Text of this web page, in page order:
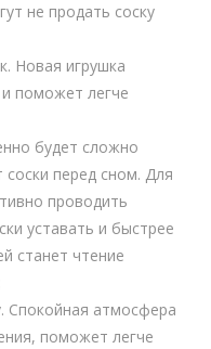
не продать соску
Новая игрушка
поможет легче
будет сложно
соски перед сном. Для
проводить
уставать и быстрее
станет чтение
Спокойная атмосфера
поможет легче